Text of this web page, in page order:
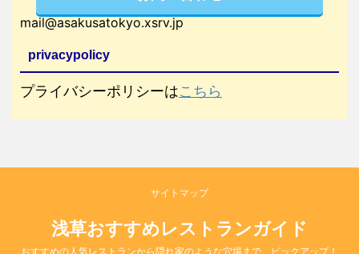
mail@asakusatokyo.xsrv.jp
privacypolicy
プライバシーポリシーはこちら
サイトマップ
浅草おすすめレストランガイド
おすすめの人気レストランから隠れ家のような穴場まで、ピックアップ！